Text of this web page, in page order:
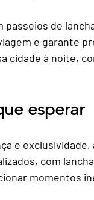
passeios de
e garante
cidade à noite,
esperar
e exclusividade,
com
momentos